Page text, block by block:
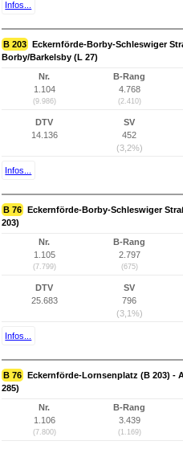
Infos...
B 203 Eckernförde-Borby-Schleswiger
Borby/Barkelsby (L 27)
Nr.
1.104
(9.986)
B-Rang
4.768
(2.410)
DTV
14.136
SV
452
(3,2%)
Infos...
B 76 Eckernförde-Borby-Schleswiger
203)
Nr.
1.105
(7.799)
B-Rang
2.797
(675)
DTV
25.683
SV
796
(3,1%)
Infos...
B 76 Eckernförde-Lornsenplatz (B 203) -
285)
Nr.
1.106
(7.800)
B-Rang
3.439
(1.169)